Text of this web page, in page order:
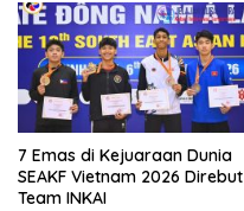
7 Emas di Kejuaraan Dunia
SEAKF Vietnam 2026 Direbut
Team INKAI